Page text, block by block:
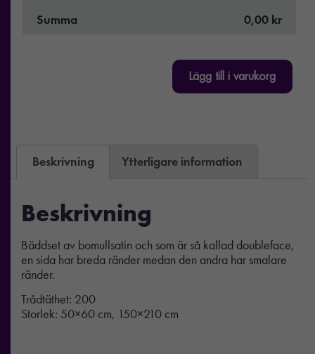
Summa 0,00 kr
Lägg till i varukorg
Beskrivning Ytterligare information
Beskrivning
Bäddset av bomullsatin och som är så kallad doubleface,
en sida har breda ränder medan den andra har smalare
ränder.
Trådtäthet: 200
Storlek: 50×60 cm, 150×210 cm